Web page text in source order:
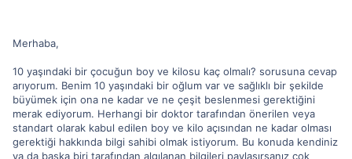
Merhaba,
10 yaşındaki bir çocuğun boy ve kilosu kaç olmalı? sorusuna cevap
arıyorum. Benim 10 yaşındaki bir oğlum var ve sağlıklı bir şekilde
büyümek için ona ne kadar ve ne çeşit beslenmesi gerektiğini
merak ediyorum. Herhangi bir doktor tarafından önerilen veya
standart olarak kabul edilen boy ve kilo açısından ne kadar olması
gerektiği hakkında bilgi sahibi olmak istiyorum. Bu konuda kendiniz
ya da başka biri tarafından algılanan bilgileri paylaşırsanız çok